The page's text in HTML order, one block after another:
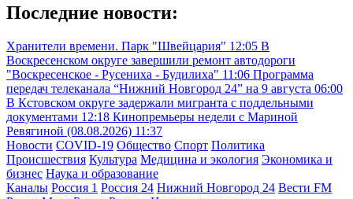
Последние новости:
Хранители времени. Парк "Швейцария" 12:05 В
Воскресенском округе завершили ремонт автодороги
"Воскресенское - Русениха - Будилиха" 11:06 Программа
передач телеканала “Нижний Новгород 24” на 9 августа 06:00
В Кстовском округе задержали мигранта с поддельными
документами 12:18 Кинопремьеры недели с Мариной
Ревягиной (08.08.2026) 11:37
Новости COVID-19 Общество Спорт Политика
Происшествия Культура Медицина и экология Экономика и
бизнес Наука и образование
Каналы Россия 1 Россия 24 Нижний Новгород 24 Вести FM